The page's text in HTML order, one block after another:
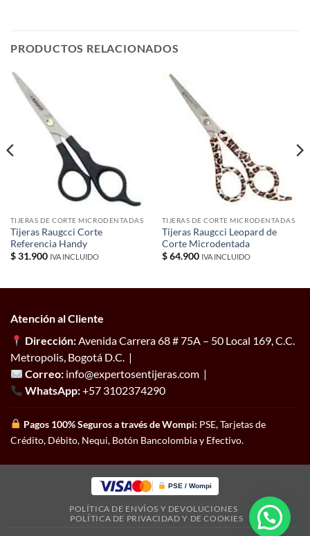
PRODUCTOS RELACIONADOS
TIJERAS DE CORTE MICRODENTADAS
Tijeras Raugcci Corte
Referencia Handy
$31.900 IVA INCLUIDO
TIJERAS DE CORTE MICRODENTADAS
Tijeras Raugcci Leopard de
Corte Microdentada
$64.900 IVA INCLUIDO
Atención al Cliente
Dirección:Avenida Carrera 68 # 75A – 50 Local 169, C.C.
Metropolis, Bogotá D.C. |
Correo: info@expertosentijeras.com |
WhatsApp:+57 3102374290
Pagos 100% Seguros a través de Wompi: PSE, Tarjetas de
Crédito, Débito, Nequi, Botón Bancolombia y Efectivo.
PSE / Wompi
POLÍTICA DE ENVÍOS Y DEVOLUCIONES
POLÍTICA DE PRIVACIDAD Y DE COOKIES